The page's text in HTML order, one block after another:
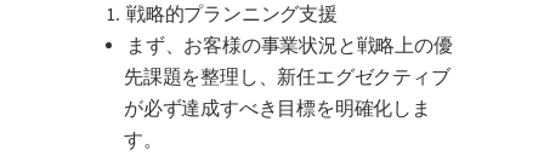
戦略的プランニング支援
まず、お客様の事業状況と戦略上の優
先課題を整理し、新任エグゼクティブ
が必ず達成すべき目標を明確化しま
す。